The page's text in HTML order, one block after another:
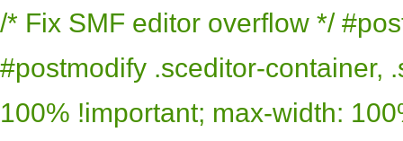
/* Fix SMF editor overflow */
#postmodify .sceditor-container,
100% !important; max-width: